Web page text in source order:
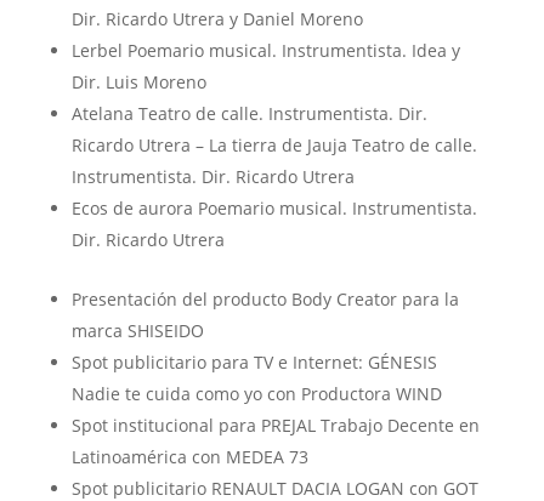
Dir. Ricardo Utrera y Daniel Moreno
Lerbel Poemario musical. Instrumentista. Idea y
Dir. Luis Moreno
Atelana Teatro de calle. Instrumentista. Dir.
Ricardo Utrera – La tierra de Jauja Teatro de calle.
Instrumentista. Dir. Ricardo Utrera
Ecos de aurora Poemario musical. Instrumentista.
Dir. Ricardo Utrera
Presentación del producto Body Creator para la
marca SHISEIDO
Spot publicitario para TV e Internet: GÉNESIS
Nadie te cuida como yo con Productora WIND
Spot institucional para PREJAL Trabajo Decente en
Latinoamérica con MEDEA 73
Spot publicitario RENAULT DACIA LOGAN con GOT